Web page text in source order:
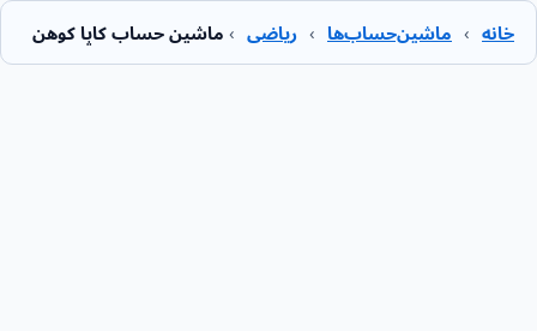
خانه › ماشین‌حساب‌ها › ریاضی › ماشین حساب کاپا کوهن